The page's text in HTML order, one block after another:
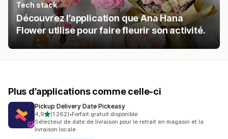
Tech stack
Découvrez l’application que Ana Hana
Flower utilise pour faire fleurir son activité.
Plus d’applications comme celle-ci
Pickup Delivery Date Pickeasy
4,9étoile(s) sur 5
(1 262)
1262 avis au total
•Forfait gratuit disponible
Sélecteur de date de livraison pour le retrait en magasin et la
livraison locale.